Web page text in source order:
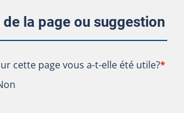
de la page ou suggestion
cette page vous a-t-elle été utile?
cette page vous a-t-elle été utile?*